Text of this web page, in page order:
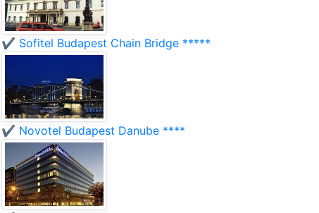
✔️ Sofitel Budapest Chain Bridge *****
✔️ Novotel Budapest Danube ****